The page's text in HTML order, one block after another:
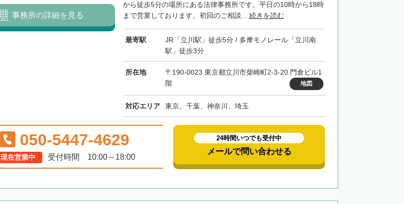
から徒歩5分の場所にある法律事務所です。平日の10時から18時
まで営業しております。初回のご相談... 続きを読む
最寄駅
JR「立川駅」徒歩5分 / 多摩モノレール「立川南
駅」徒歩3分
所在地
〒190-0023 東京都立川市柴崎町2-3-20 門倉ビル1
階
地図
対応エリア 東京、千葉、神奈川、埼玉
事務所の詳細を見る
050-5447-4629
現在営業中 受付時間 10:00～18:00
24時間いつでも受付中
メールで問い合わせる